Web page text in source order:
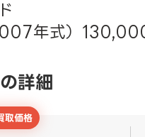
年式）
詳細
取価格